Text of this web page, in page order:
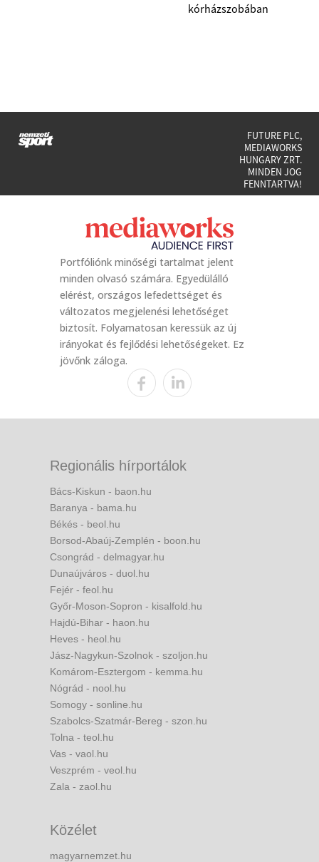
kórházszobában
FUTURE PLC,
MEDIAWORKS
HUNGARY ZRT.
MINDEN JOG
FENNTARTVA!
Portfóliónk minőségi tartalmat jelent
minden olvasó számára. Egyedülálló
elérést, országos lefedettséget és
változatos megjelenési lehetőséget
biztosít. Folyamatosan keressük az új
irányokat és fejlődési lehetőségeket. Ez
jövőnk záloga.
Regionális hírportálok
Bács-Kiskun - baon.hu
Baranya - bama.hu
Békés - beol.hu
Borsod-Abaúj-Zemplén - boon.hu
Csongrád - delmagyar.hu
Dunaújváros - duol.hu
Fejér - feol.hu
Győr-Moson-Sopron - kisalfold.hu
Hajdú-Bihar - haon.hu
Heves - heol.hu
Jász-Nagykun-Szolnok - szoljon.hu
Komárom-Esztergom - kemma.hu
Nógrád - nool.hu
Somogy - sonline.hu
Szabolcs-Szatmár-Bereg - szon.hu
Tolna - teol.hu
Vas - vaol.hu
Veszprém - veol.hu
Zala - zaol.hu
Közélet
magyarnemzet.hu